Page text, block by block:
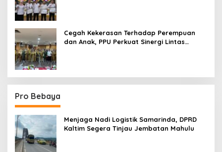
Cegah Kekerasan Terhadap Perempuan
dan Anak, PPU Perkuat Sinergi Lintas
Pro Bebaya
Menjaga Nadi Logistik Samarinda, DPRD
Kaltim Segera Tinjau Jembatan Mahulu